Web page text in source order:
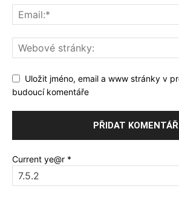
Uložit jméno, email a www stránky v
budoucí komentáře
Current ye@r *